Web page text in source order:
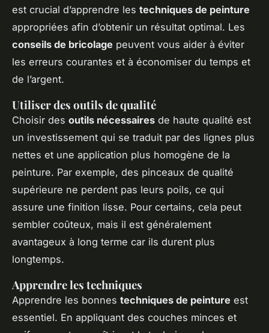
est crucial d’apprendre les techniques de peinture
appropriées afin d’obtenir un résultat optimal. Les
conseils de bricolage peuvent vous aider à éviter
les erreurs courantes et à économiser du temps et
de l’argent.
Utiliser des outils de qualité
Choisir des outils nécessaires de haute qualité est
un investissement qui se traduit par des lignes plus
nettes et une application plus homogène de la
peinture. Par exemple, des pinceaux de qualité
supérieure ne perdent pas leurs poils, ce qui
assure une finition lisse. Pour certains, cela peut
sembler coûteux, mais il est généralement
avantageux à long terme car ils durent plus
longtemps.
Apprendre les techniques
Apprendre les bonnes techniques de peinture est
essentiel. En appliquant des couches minces et